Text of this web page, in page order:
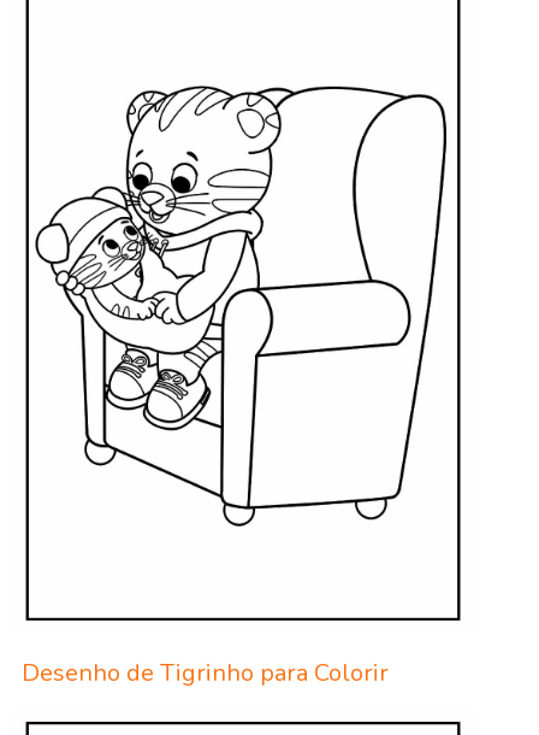
Desenho de Tigrinho para Colorir